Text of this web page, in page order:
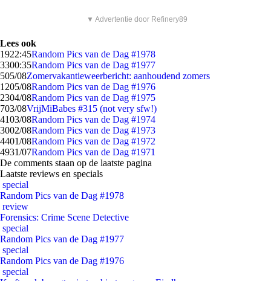
▼ Advertentie door Refinery89
Lees ook
1922:45Random Pics van de Dag #1978
3300:35Random Pics van de Dag #1977
505/08Zomervakantieweerbericht: aanhoudend zomers
1205/08Random Pics van de Dag #1976
2304/08Random Pics van de Dag #1975
703/08VrijMiBabes #315 (not very sfw!)
4103/08Random Pics van de Dag #1974
3002/08Random Pics van de Dag #1973
4401/08Random Pics van de Dag #1972
4931/07Random Pics van de Dag #1971
De comments staan op de laatste pagina
Laatste reviews en specials
special
Random Pics van de Dag #1978
review
Forensics: Crime Scene Detective
special
Random Pics van de Dag #1977
special
Random Pics van de Dag #1976
special